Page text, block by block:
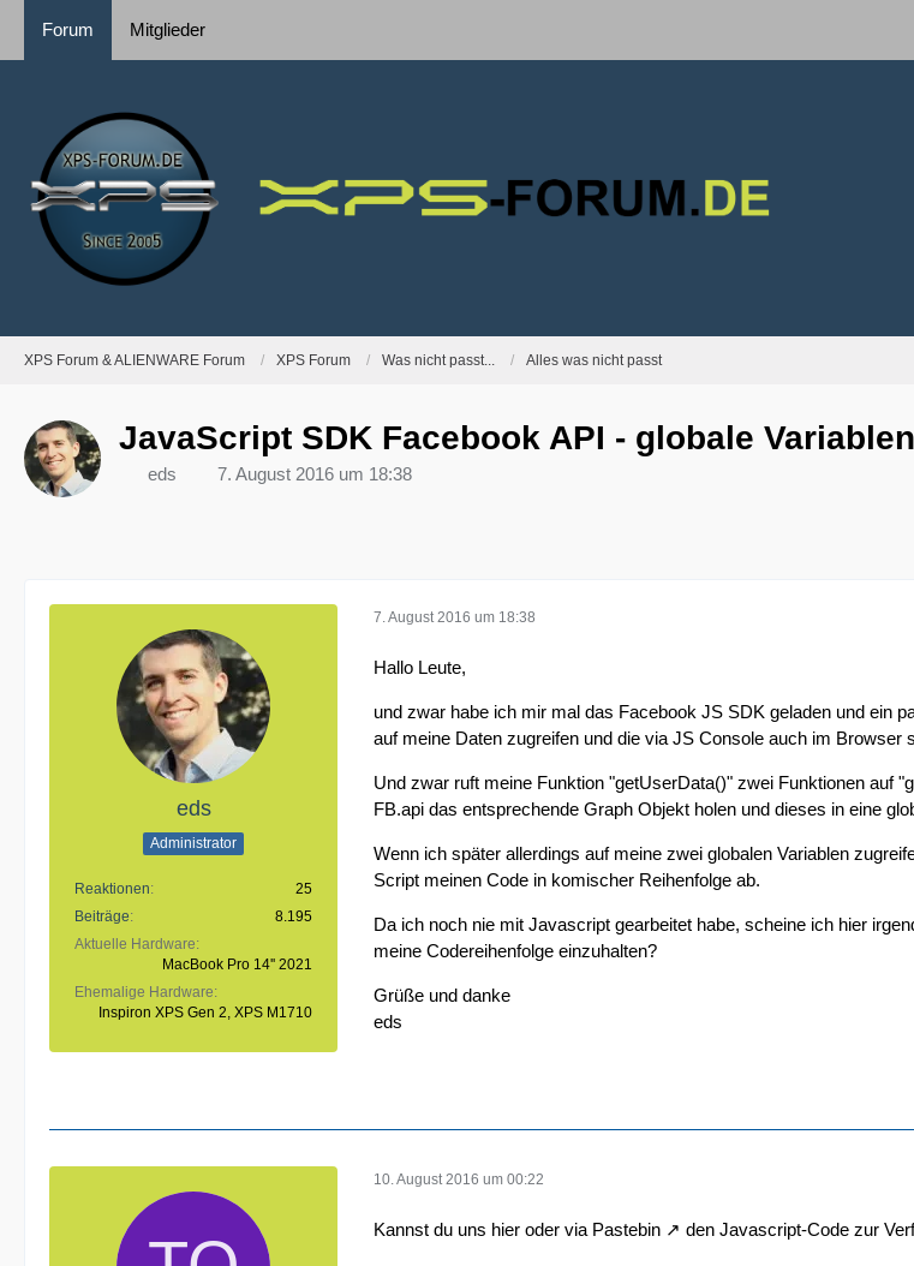
Forum Mitglieder
XPS Forum & ALIENWARE Forum XPS Forum Was nicht passt... Alles was nicht passt
JavaScript SDK Facebook API - globale Variablen
eds 7. August 2016 um 18:38
eds
Administrator
Reaktionen
25
Beiträge
8.195
Aktuelle Hardware
MacBook Pro 14'' 2021
Ehemalige Hardware
Inspiron XPS Gen 2, XPS M1710
7. August 2016 um 18:38
Hallo Leute,
und zwar habe ich mir mal das Facebook JS SDK geladen und ein
auf meine Daten zugreifen und die via JS Console auch im Browser
Und zwar ruft meine Funktion "getUserData()" zwei Funktionen auf
FB.api das entsprechende Graph Objekt holen und dieses in eine
Wenn ich später allerdings auf meine zwei globalen Variablen
Script meinen Code in komischer Reihenfolge ab.
Da ich noch nie mit Javascript gearbeitet habe, scheine ich hier
meine Codereihenfolge einzuhalten?
Grüße und danke
eds
10. August 2016 um 00:22
Kannst du uns hier oder via Pastebin den Javascript-Code zur